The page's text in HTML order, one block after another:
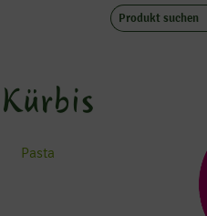
Kürbis
Pasta